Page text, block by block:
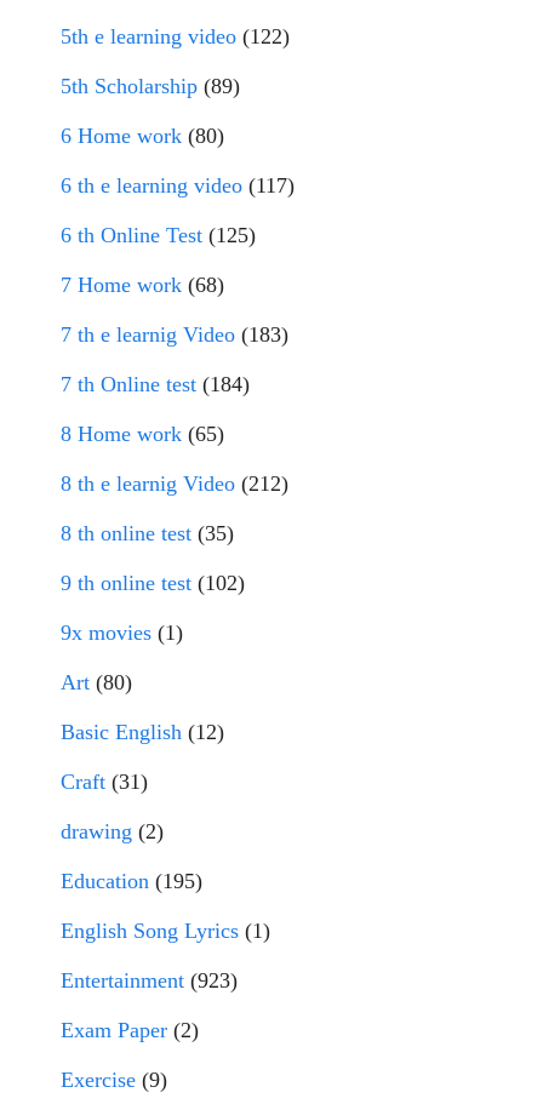
5th e learning video (122)
5th Scholarship (89)
6 Home work (80)
6 th e learning video (117)
6 th Online Test (125)
7 Home work (68)
7 th e learnig Video (183)
7 th Online test (184)
8 Home work (65)
8 th e learnig Video (212)
8 th online test (35)
9 th online test (102)
9x movies (1)
Art (80)
Basic English (12)
Craft (31)
drawing (2)
Education (195)
English Song Lyrics (1)
Entertainment (923)
Exam Paper (2)
Exercise (9)